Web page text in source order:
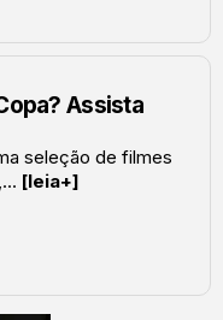
Assista
seleção de filmes
[leia+]